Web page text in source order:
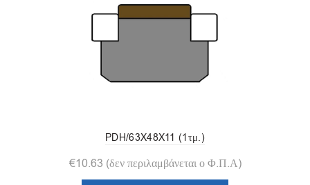
PDH/63X48X11 (1τμ.)
€10.63 (δεν περιλαμβάνεται ο Φ.Π.Α)